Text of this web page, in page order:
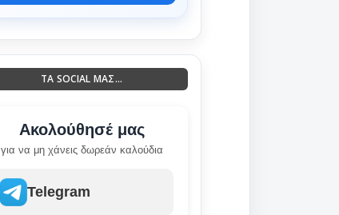
ΤΑ SOCIAL ΜΑΣ...
Ακολούθησέ μας
για να μη χάνεις δωρεάν καλούδια
Telegram